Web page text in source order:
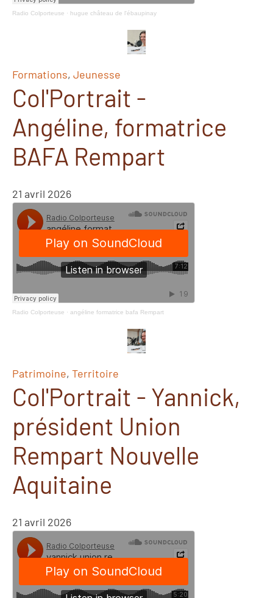
Radio Colporteuse · hugue château de l'ébaupinay
Formations, Jeunesse
Col'Portrait -
Angéline, formatrice
BAFA Rempart
21 avril 2026
Radio Colporteuse · angéline formatrice bafa Rempart
Patrimoine, Territoire
Col'Portrait - Yannick,
président Union
Rempart Nouvelle
Aquitaine
21 avril 2026